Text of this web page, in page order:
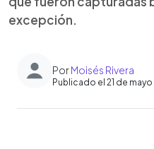
excepción.
PorMoisés Rivera
Publicado el 21 de